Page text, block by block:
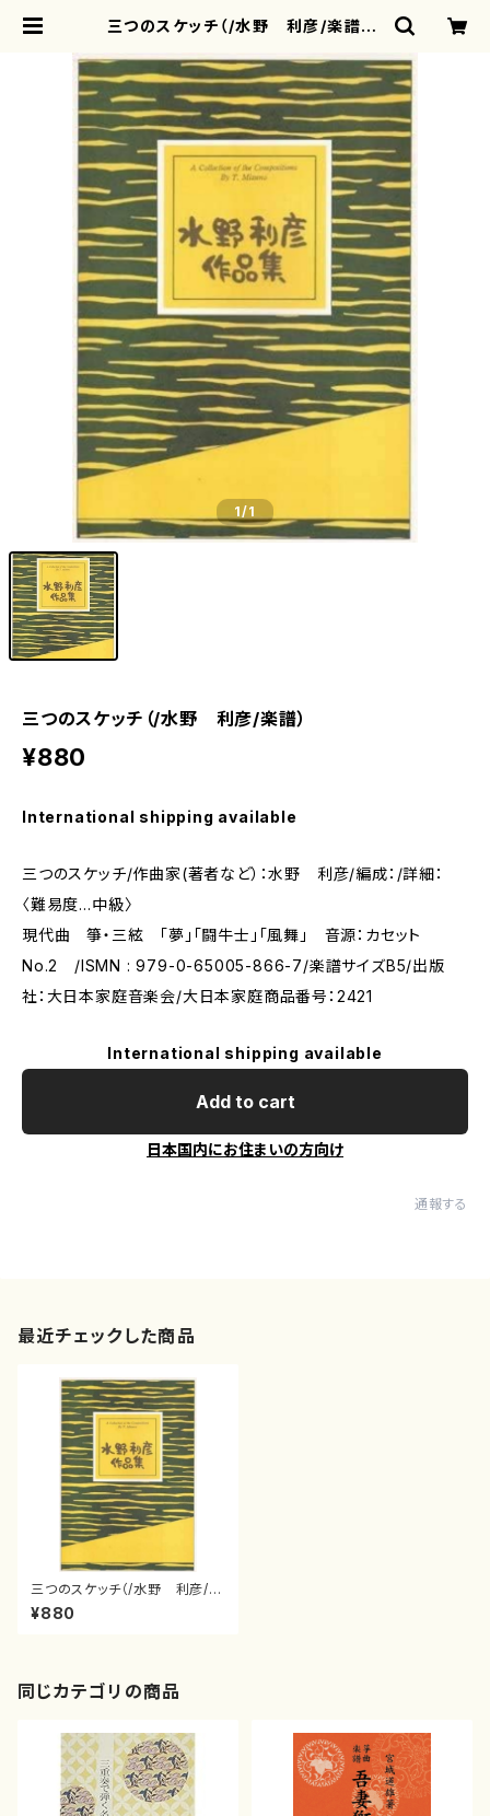
三つのスケッチ（/水野 利彦/楽譜） |
1/1
三つのスケッチ（/水野 利彦/楽譜）
¥880
International shipping available
三つのスケッチ/作曲家(著者など）：水野 利彦/編成：/詳細：
〈難易度…中級〉
現代曲 箏・三絃 「夢」「闘牛士」「風舞」 音源：カセット
No.2 /ISMN : 979-0-65005-866-7/楽譜サイズB5/出版
社：大日本家庭音楽会/大日本家庭商品番号：2421
International shipping available
Add to cart
日本国内にお住まいの方向け
通報する
最近チェックした商品
三つのスケッチ（/水野 利彦/楽
譜）
¥880
同じカテゴリの商品